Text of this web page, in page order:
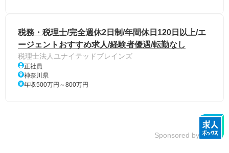
税務・税理士/完全週休2日制/年間休日120日以上/エ
ージェントおすすめ求人/経験者優遇/転勤なし
税理士法人ユナイテッドブレインズ
正社員
神奈川県
年収500万円～800万円
Sponsored by